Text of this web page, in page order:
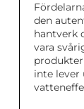
den
hantverk
vara
inte lever